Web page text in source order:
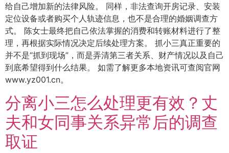
给自己增加新的法律风险。 同样，非法查询开房记录、安装
定位设备或者购买个人轨迹信息，也不是合理的婚姻调查方
式。 陈女士最终把自己依法掌握的消费和转账材料进行了整
理，再根据实际情况决定后续处理方案。 抓小三真正重要的
并不是“抓到现场”，而是弄清第三者关系、财产情况以及自己
到底希望得到什么结果。 如需了解更多本地资讯可查阅官网
www.yz001.cn。
分离小三怎么处理更有效？丈
夫和女同事关系异常后的调查
取证